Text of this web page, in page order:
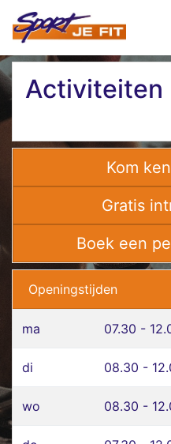
Activiteiten
Kom
Gratis
Boek een
Openingstijden
ma 07.30 -
di 08.30 -
wo 08.30 -